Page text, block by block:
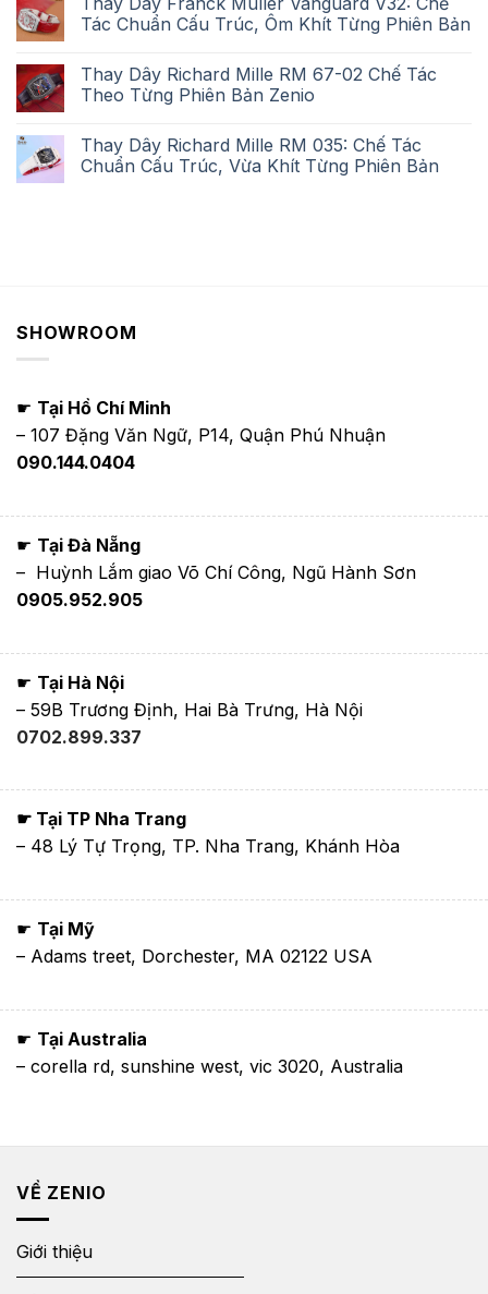
Tác Chuẩn Cấu Trúc, Ôm Khít Từng Phiên Bản
Thay Dây Richard Mille RM 67-02 Chế Tác
Theo Từng Phiên Bản Zenio
Thay Dây Richard Mille RM 035: Chế Tác
Chuẩn Cấu Trúc, Vừa Khít Từng Phiên Bản
SHOWROOM
☛ Tại Hồ Chí Minh
– 107 Đặng Văn Ngữ, P14, Quận Phú Nhuận
090.144.0404
☛ Tại Đà Nẵng
– Huỳnh Lắm giao Võ Chí Công, Ngũ Hành Sơn
0905.952.905
☛ Tại Hà Nội
– 59B Trương Định, Hai Bà Trưng, Hà Nội
0702.899.337
☛ Tại TP Nha Trang
– 48 Lý Tự Trọng, TP. Nha Trang, Khánh Hòa
☛ Tại Mỹ
– Adams treet, Dorchester, MA 02122 USA
☛ Tại Australia
– corella rd, sunshine west, vic 3020, Australia
VỀ ZENIO
Giới thiệu